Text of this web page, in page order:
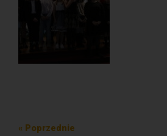
Nawigacja
Poprzedni
« Poprzednie